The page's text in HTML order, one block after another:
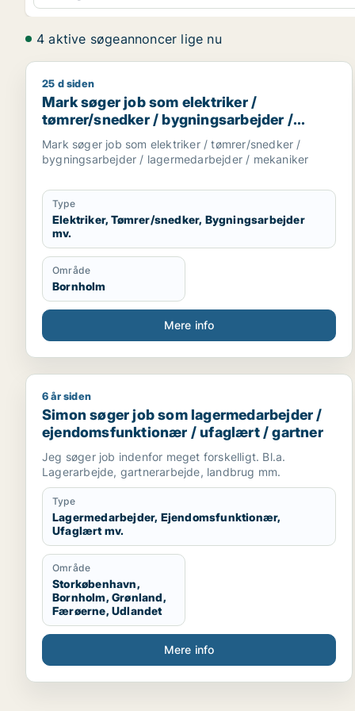
4 aktive søgeannoncer lige nu
Mark søger job som elektriker / tømrer/snedker /
25 d siden
Mark søger job som elektriker /
tømrer/snedker / bygningsarbejder /
lagermedarbejder / mekaniker
Mark søger job som elektriker / tømrer/snedker /
bygningsarbejder / lagermedarbejder / mekaniker
Type
Elektriker, Tømrer/snedker, Bygningsarbejder
mv.
Område
Bornholm
Mere info
Simon søger job som lagermedarbejder /
6 år siden
Simon søger job som lagermedarbejder /
ejendomsfunktionær / ufaglært / gartner
Jeg søger job indenfor meget forskelligt. Bl.a.
Lagerarbejde, gartnerarbejde, landbrug mm.
Type
Lagermedarbejder, Ejendomsfunktionær,
Ufaglært mv.
Område
Storkøbenhavn,
Bornholm, Grønland,
Færøerne, Udlandet
Mere info